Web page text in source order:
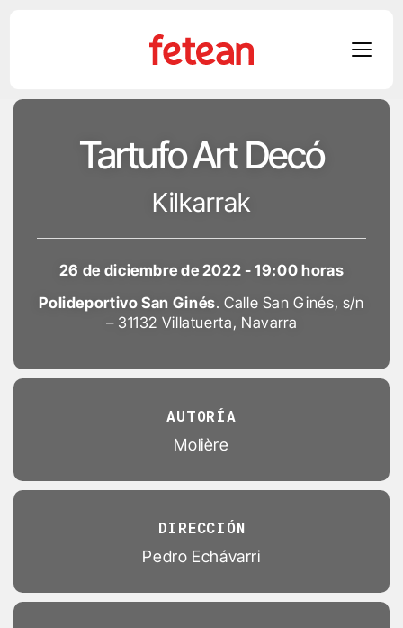
Skip
Tartufo Art Decó
Kilkarrak
26 de diciembre de 2022 - 19:00 horas
Polideportivo San Ginés. Calle San Ginés, s/n
– 31132 Villatuerta, Navarra
AUTORÍA
Molière
DIRECCIÓN
Pedro Echávarri